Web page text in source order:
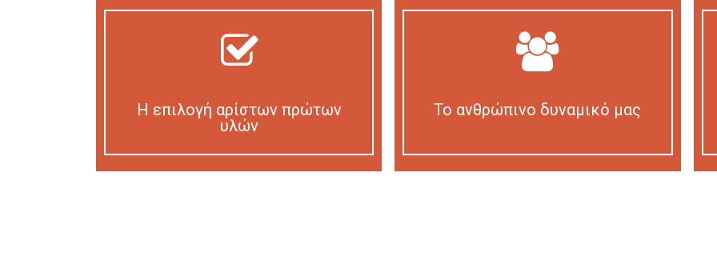
Η επιλογή αρίστων πρώτων
υλών
Το ανθρώπινο δυναμικό μας